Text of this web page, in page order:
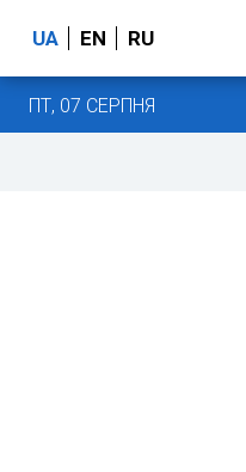
UA EN RU
ПТ, 07 СЕРПНЯ